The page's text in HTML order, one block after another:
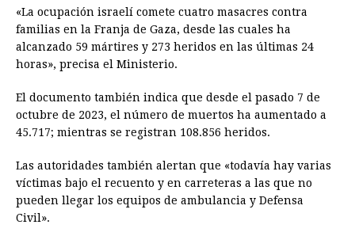
«La ocupación israelí comete cuatro masacres contra
familias en la Franja de Gaza, desde las cuales ha
alcanzado 59 mártires y 273 heridos en las últimas 24
horas», precisa el Ministerio.
El documento también indica que desde el pasado 7 de
octubre de 2023, el número de muertos ha aumentado a
45.717; mientras se registran 108.856 heridos.
Las autoridades también alertan que «todavía hay varias
víctimas bajo el recuento y en carreteras a las que no
pueden llegar los equipos de ambulancia y Defensa
Civil».